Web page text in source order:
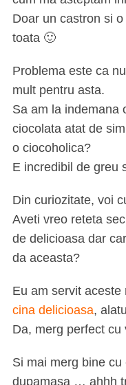
Doar un castron si
toata 🙂
Problema este ca
mult pentru asta.
Sa am la indemana
ciocolata atat de
o ciocoholica?
E incredibil de greu
Din curiozitate, voi
Aveti vreo reteta
de delicioasa dar
da aceasta?
Eu am servit
cina delicioasa,
Da, merg perfect cu
Si mai merg bine
dupamasa … ahhh
S
e
a
c
f
o
r